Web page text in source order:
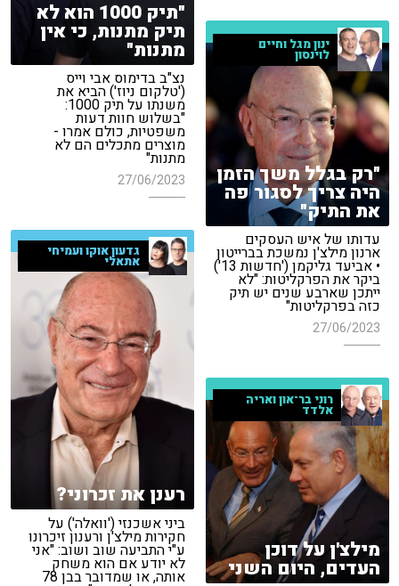
"תיק 1000 הוא לא
תיק מתנות, כי אין
מתנות"
נצ"ב בדימוס אבי וייס
('טלקום ניוז') הביא את
משנתו על תיק 1000:
"בשלוש חוות דעות
משפטיות, כולם אמרו -
מוצרים מתכלים הם לא
מתנות"
27/06/2023
ינון מגל וחיים
לוינסון
"רק בגלל משך הזמן
היה צריך לסגור פה
את התיק"
עדותו של איש העסקים
ארנון מילצ'ן נמשכת בברייטון
• אביעד גליקמן ('חדשות 13')
ביקר את הפרקליטות: "לא
ייתכן שארבע שנים יש תיק
כזה בפרקליטות"
27/06/2023
גדעון אוקו ועמיחי
אתאלי
רענן את זכרוני?
ביני אשכנזי ('וואלה') על
חקירות מילצ'ן ורענון זיכרונו
ע"י התביעה שוב ושוב: "אני
לא יודע אם הוא משחק
אותה, או שמדובר בבן 78
רוני בר־און ואריה
אלדד
מילצ'ן על דוכן
העדים, היום השני